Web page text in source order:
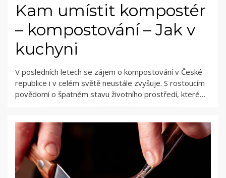
Kam umístit kompostér
– kompostování – Jak v
kuchyni
V posledních letech se zájem o kompostování v České
republice i v celém světě neustále zvyšuje. S rostoucím
povědomí o špatném stavu životního prostředí, které…